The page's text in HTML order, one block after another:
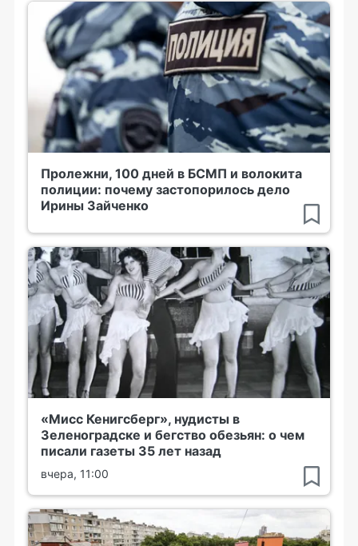
Пролежни, 100 дней в БСМП и волокита
полиции: почему застопорилось дело
Ирины Зайченко
«Мисс Кенигсберг», нудисты в
Зеленоградске и бегство обезьян: о чем
писали газеты 35 лет назад
вчера, 11:00